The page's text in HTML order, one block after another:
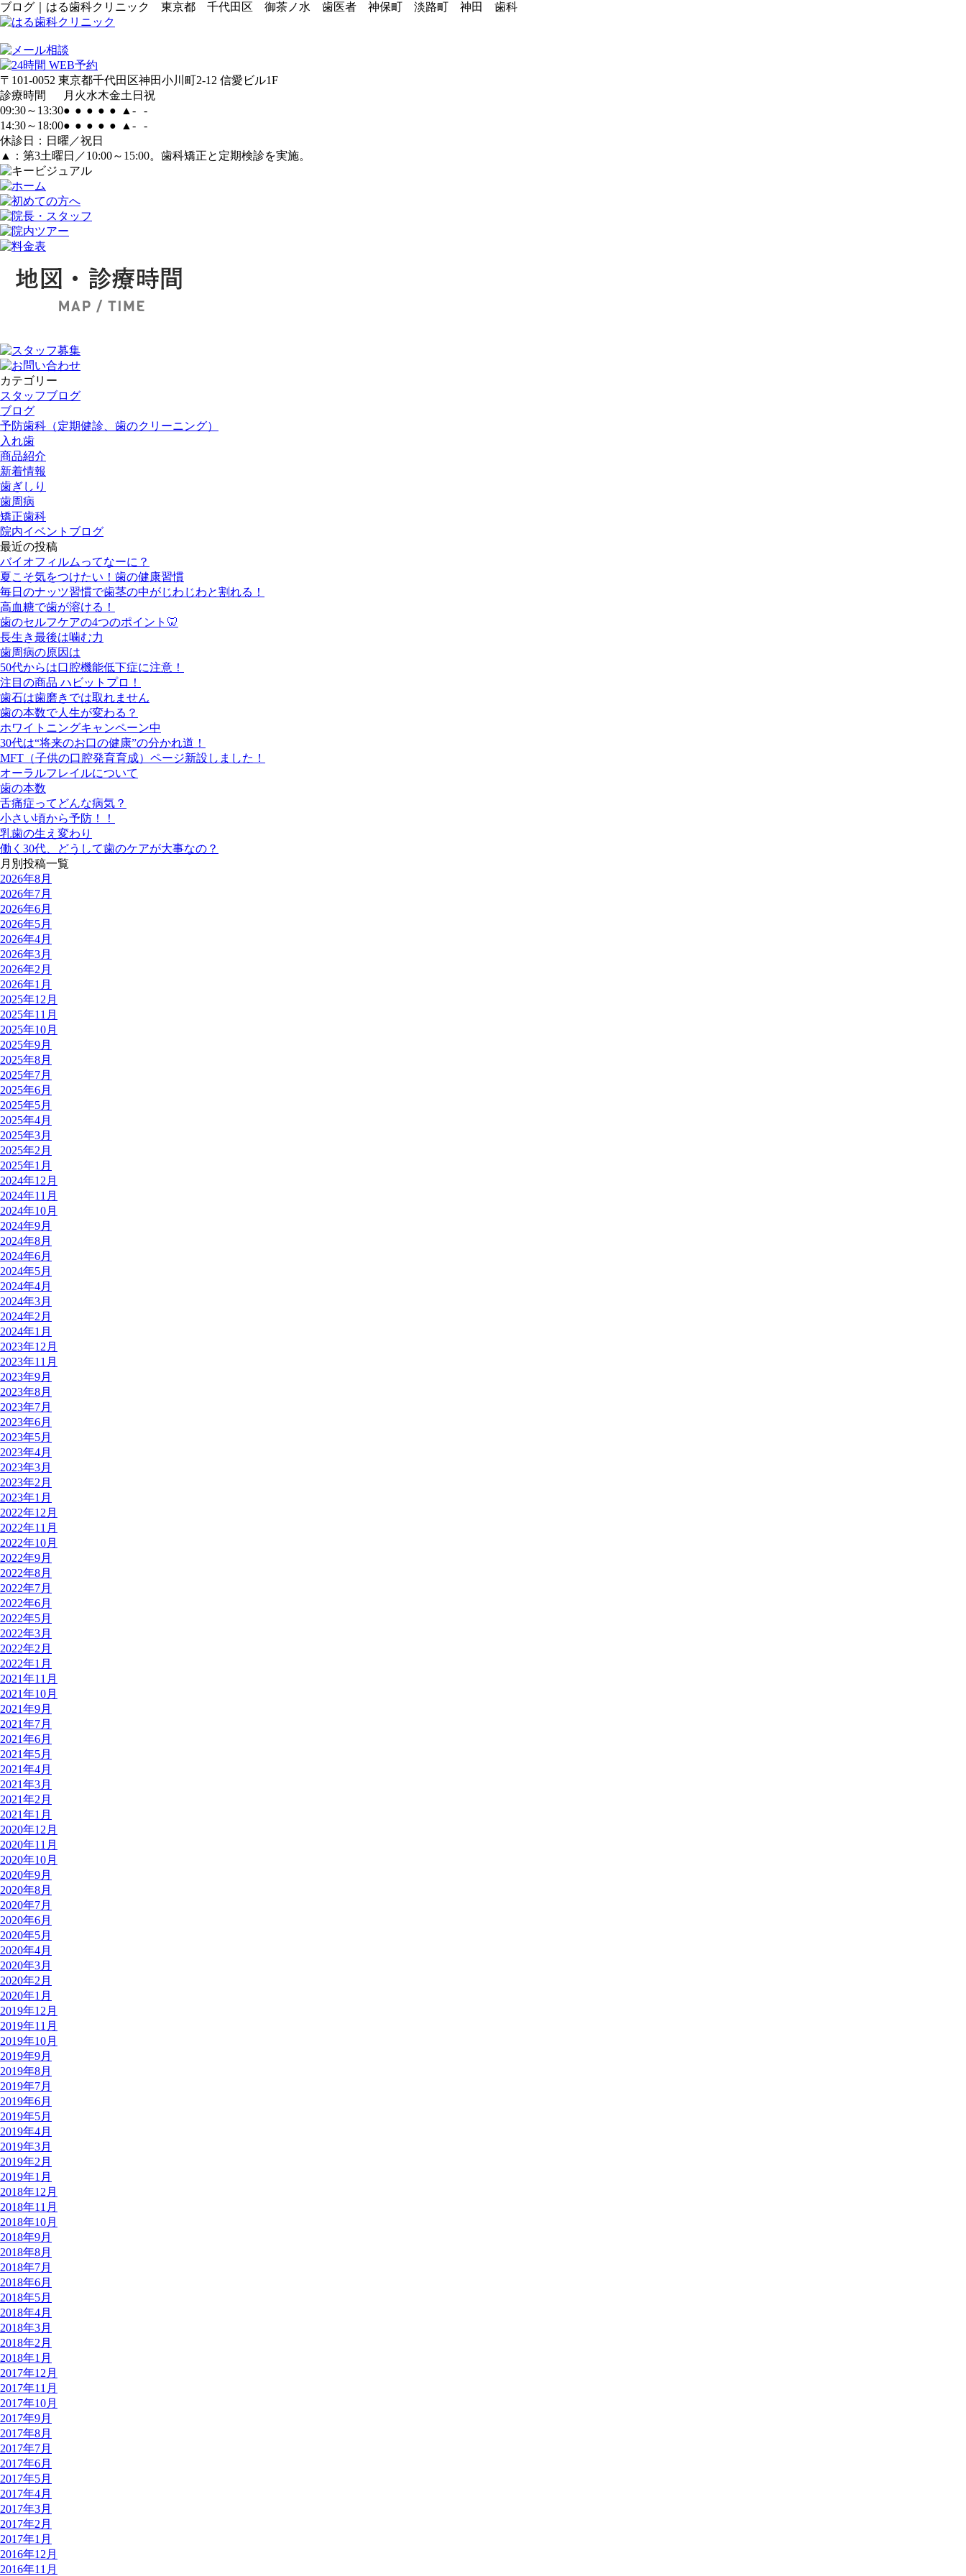
ブログ｜はる歯科クリニック 東京都 千代田区 御茶ノ水 歯医者 神保町 淡路町 神田 歯科
〒101-0052 東京都千代田区神田小川町2-12 信愛ビル1F
診療時間
月 火水木金土 日 祝
09:30～13:30● ● ● ● ● ▲ -
-
14:30～18:00● ● ● ● ● ▲ -
-
休診日：日曜／祝日
▲：第3土曜日／10:00～15:00。歯科矯正と定期検診を実施。
カテゴリー
スタッフブログ
ブログ
予防歯科（定期健診、歯のクリーニング）
入れ歯
商品紹介
新着情報
歯ぎしり
歯周病
矯正歯科
院内イベントブログ
最近の投稿
バイオフィルムってなーに？
夏こそ気をつけたい！歯の健康習慣
毎日のナッツ習慣で歯茎の中がじわじわと割れる！
高血糖で歯が溶ける！
歯のセルフケアの4つのポイント🦷
長生き最後は噛む力
歯周病の原因は
50代からは口腔機能低下症に注意！
注目の商品 ハビットプロ！
歯石は歯磨きでは取れません
歯の本数で人生が変わる？
ホワイトニングキャンペーン中
30代は“将来のお口の健康”の分かれ道！
MFT（子供の口腔発育育成）ページ新設しました！
オーラルフレイルについて
歯の本数
舌痛症ってどんな病気？
小さい頃から予防！！
乳歯の生え変わり
働く30代、どうして歯のケアが大事なの？
月別投稿一覧
2026年8月
2026年7月
2026年6月
2026年5月
2026年4月
2026年3月
2026年2月
2026年1月
2025年12月
2025年11月
2025年10月
2025年9月
2025年8月
2025年7月
2025年6月
2025年5月
2025年4月
2025年3月
2025年2月
2025年1月
2024年12月
2024年11月
2024年10月
2024年9月
2024年8月
2024年6月
2024年5月
2024年4月
2024年3月
2024年2月
2024年1月
2023年12月
2023年11月
2023年9月
2023年8月
2023年7月
2023年6月
2023年5月
2023年4月
2023年3月
2023年2月
2023年1月
2022年12月
2022年11月
2022年10月
2022年9月
2022年8月
2022年7月
2022年6月
2022年5月
2022年3月
2022年2月
2022年1月
2021年11月
2021年10月
2021年9月
2021年7月
2021年6月
2021年5月
2021年4月
2021年3月
2021年2月
2021年1月
2020年12月
2020年11月
2020年10月
2020年9月
2020年8月
2020年7月
2020年6月
2020年5月
2020年4月
2020年3月
2020年2月
2020年1月
2019年12月
2019年11月
2019年10月
2019年9月
2019年8月
2019年7月
2019年6月
2019年5月
2019年4月
2019年3月
2019年2月
2019年1月
2018年12月
2018年11月
2018年10月
2018年9月
2018年8月
2018年7月
2018年6月
2018年5月
2018年4月
2018年3月
2018年2月
2018年1月
2017年12月
2017年11月
2017年10月
2017年9月
2017年8月
2017年7月
2017年6月
2017年5月
2017年4月
2017年3月
2017年2月
2017年1月
2016年12月
2016年11月